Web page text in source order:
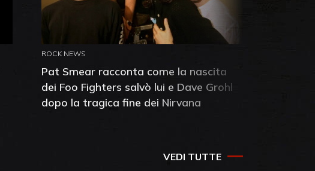
ROCK NEWS
Pat Smear racconta come la nascita
dei Foo Fighters salvò lui e Dave Grohl
dopo la tragica fine dei Nirvana
VEDI TUTTE